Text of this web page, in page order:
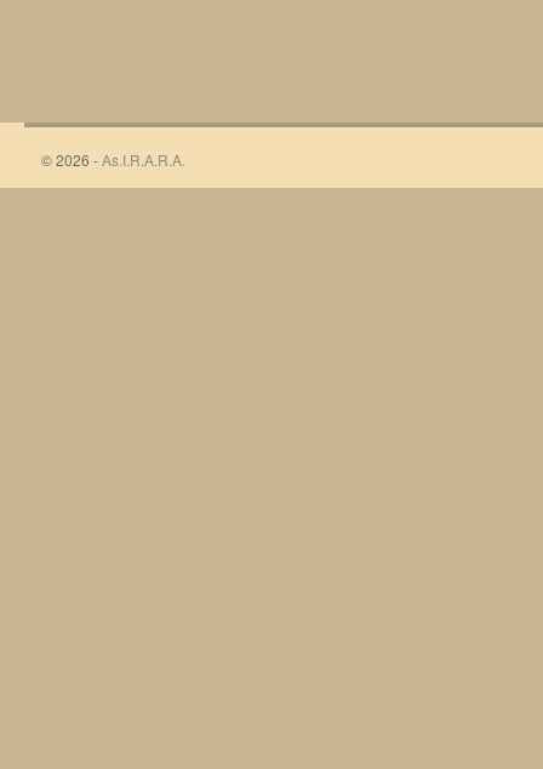
© 2026 -As.I.R.A.R.A.